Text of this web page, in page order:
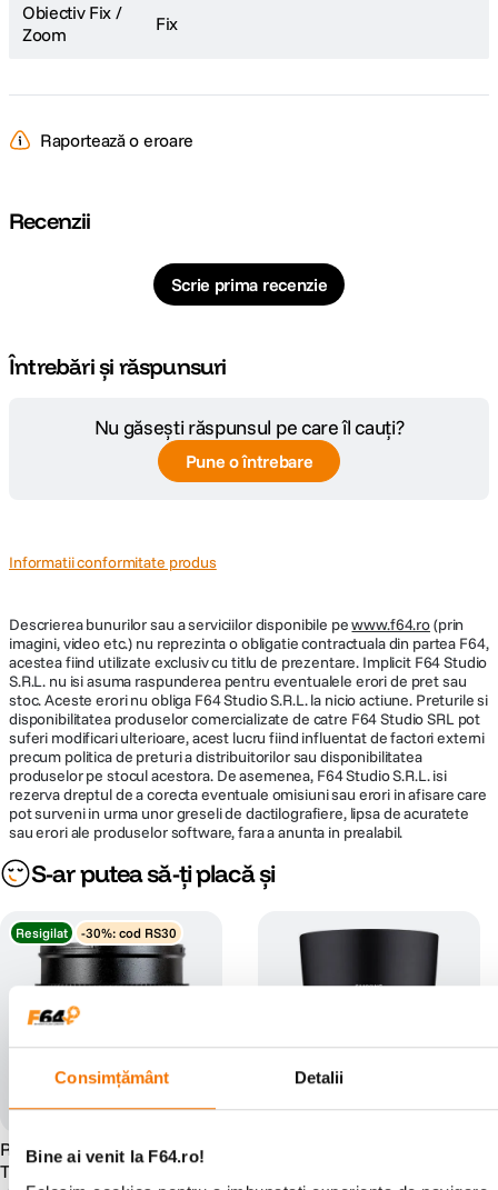
Consimțământ Detalii
Bine ai venit la F64.ro!
Obiectiv Fix /
Zoom
Fix
Raportează o eroare
Recenzii
Scrie prima recenzie
Întrebări și răspunsuri
Nu găsești răspunsul pe care îl cauți?
Pune o întrebare
Informatii conformitate produs
Descrierea bunurilor sau a serviciilor disponibile pewww.f64.ro(prin
imagini, video etc.) nu reprezinta o obligatie contractuala din partea F64,
acestea fiind utilizate exclusiv cu titlu de prezentare. Implicit F64 Studio
S.R.L. nu isi asuma raspunderea pentru eventualele erori de pret sau
stoc. Aceste erori nu obliga F64 Studio S.R.L. la nicio actiune. Preturile si
disponibilitatea produselor comercializate de catre F64 Studio SRL pot
suferi modificari ulterioare, acest lucru fiind influentat de factori externi
precum politica de preturi a distribuitorilor sau disponibilitatea
produselor pe stocul acestora. De asemenea, F64 Studio S.R.L. isi
rezerva dreptul de a corecta eventuale omisiuni sau erori in afisare care
pot surveni in urma unor greseli de dactilografiere, lipsa de acuratete
sau erori ale produselor software, fara a anunta in prealabil.
S-ar putea să-ți placă și
Resigilat -30%: cod RS30
Resigilat: Samyang 85mm
T1.5 Sony VDSLR - Cine